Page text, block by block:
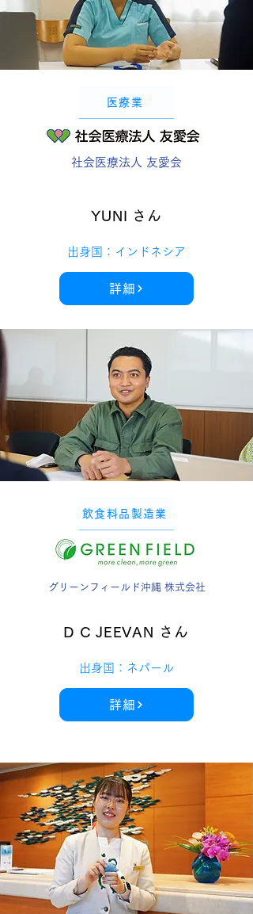
医療業
社会医療法人 友愛会
YUNI さん
出身国：インドネシア
詳細
飲食料品製造業
グリーンフィールド沖縄 株式会社
D C JEEVAN さん
出身国：ネパール
詳細